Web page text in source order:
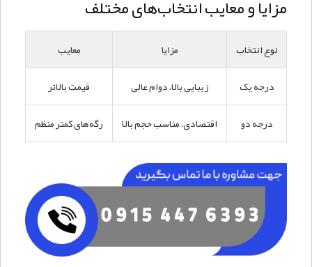
مزایا و معایب انتخاب‌های مختلف
نوع انتخاب مزایا
معایب
درجه یک
زیبایی بالا، دوام عالی
قیمت بالاتر
درجه دو
اقتصادی، مناسب حجم بالا رگه‌های کمتر منظم